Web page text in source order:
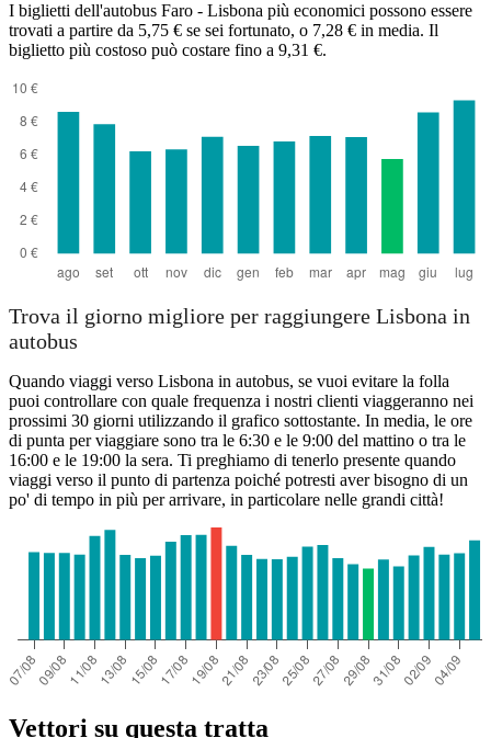
I biglietti dell'autobus Faro - Lisbona più economici possono essere
trovati a partire da 5,75 € se sei fortunato, o 7,28 € in media. Il
biglietto più costoso può costare fino a 9,31 €.
Trova il giorno migliore per raggiungere Lisbona in
autobus
Quando viaggi verso Lisbona in autobus, se vuoi evitare la folla
puoi controllare con quale frequenza i nostri clienti viaggeranno nei
prossimi 30 giorni utilizzando il grafico sottostante. In media, le ore
di punta per viaggiare sono tra le 6:30 e le 9:00 del mattino o tra le
16:00 e le 19:00 la sera. Ti preghiamo di tenerlo presente quando
viaggi verso il punto di partenza poiché potresti aver bisogno di un
po' di tempo in più per arrivare, in particolare nelle grandi città!
Vettori su questa tratta